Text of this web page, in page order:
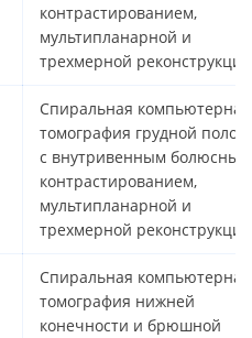
контрастированием,
мультипланарной и
трехмерной
Спиральная компьютерная
томография грудной
с внутривенным болюсным
контрастированием,
мультипланарной и
трехмерной
Спиральная компьютерная
томография нижней
конечности и брюшной